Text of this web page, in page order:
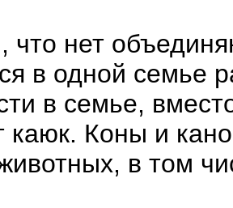
что нет
в одной семье
в семье,
каюк. Коны и
в том